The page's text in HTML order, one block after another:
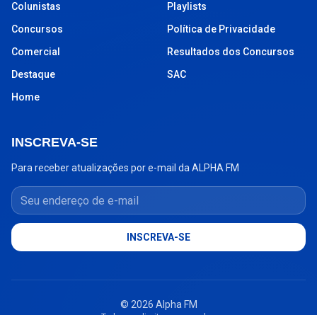
Colunistas
Concursos
Comercial
Destaque
Home
Playlists
Política de Privacidade
Resultados dos Concursos
SAC
INSCREVA-SE
Para receber atualizações por e-mail da ALPHA FM
Seu endereço de e-mail
INSCREVA-SE
© 2026 Alpha FM